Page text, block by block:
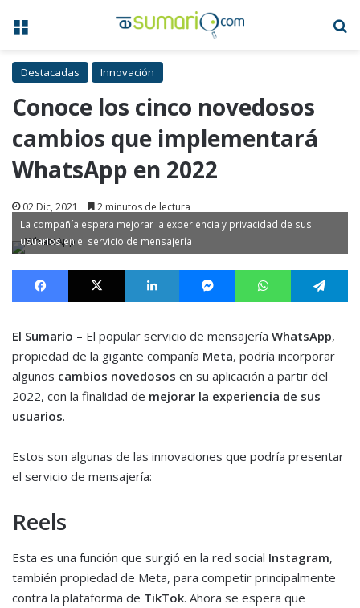
Menú
Destacadas Innovación
Conoce los cinco novedosos
cambios que implementará
WhatsApp en 2022
02 Dic, 2021 2 minutos de lectura
La compañía espera mejorar la experiencia y privacidad de sus
usuarios en el servicio de mensajería
Facebook X LinkedIn MessengerWhatsApp
El Sumario – El popular servicio de mensajería WhatsApp,
propiedad de la gigante compañía Meta, podría incorporar
algunos cambios novedosos en su aplicación a partir del
2022, con la finalidad de mejorar la experiencia de sus
usuarios.
Estos son algunas de las innovaciones que podría presentar
el servicio de mensajería:
Reels
Esta es una función que surgió en la red social Instagram,
también propiedad de Meta, para competir principalmente
contra la plataforma de TikTok. Ahora se espera que